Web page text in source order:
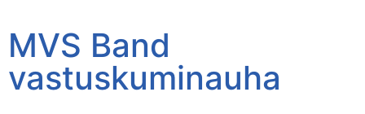
MVS Band
vastuskuminauha